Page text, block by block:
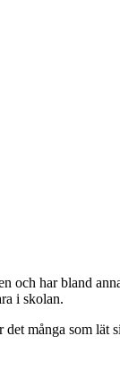
och har bland
i skolan.
många som lät